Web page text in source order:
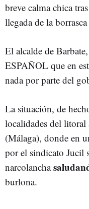
breve calma chica
llegada de la
El alcalde de Barbate,
ESPAÑOL que en
nada por parte del
La situación, de
localidades del litoral
(Málaga), donde en
por el sindicato Jucil
narcolancha
burlona.